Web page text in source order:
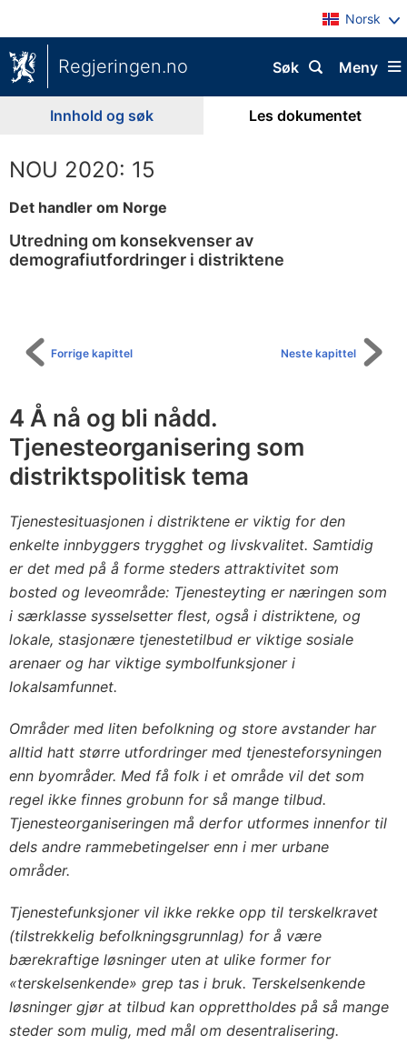
Norsk
Regjeringen.no Meny
Søk
Innhold og søk Les dokumentet
NOU 2020: 15
Det handler om Norge
Utredning om konsekvenser av
demografiutfordringer i distriktene
Neste kapittel
Forrige kapittel
4 Å nå og bli nådd.
Tjenesteorganisering som
distriktspolitisk tema
Tjenestesituasjonen i distriktene er viktig for den
enkelte innbyggers trygghet og livskvalitet. Samtidig
er det med på å forme steders attraktivitet som
bosted og leveområde: Tjenesteyting er næringen som
i særklasse sysselsetter flest, også i distriktene, og
lokale, stasjonære tjenestetilbud er viktige sosiale
arenaer og har viktige symbolfunksjoner i
lokalsamfunnet.
Områder med liten befolkning og store avstander har
alltid hatt større utfordringer med tjenesteforsyningen
enn byområder. Med få folk i et område vil det som
regel ikke finnes grobunn for så mange tilbud.
Tjenesteorganiseringen må derfor utformes innenfor til
dels andre rammebetingelser enn i mer urbane
områder.
Tjenestefunksjoner vil ikke rekke opp til terskelkravet
(tilstrekkelig befolkningsgrunnlag) for å være
bærekraftige løsninger uten at ulike former for
«terskelsenkende» grep tas i bruk. Terskelsenkende
løsninger gjør at tilbud kan opprettholdes på så mange
steder som mulig, med mål om desentralisering.